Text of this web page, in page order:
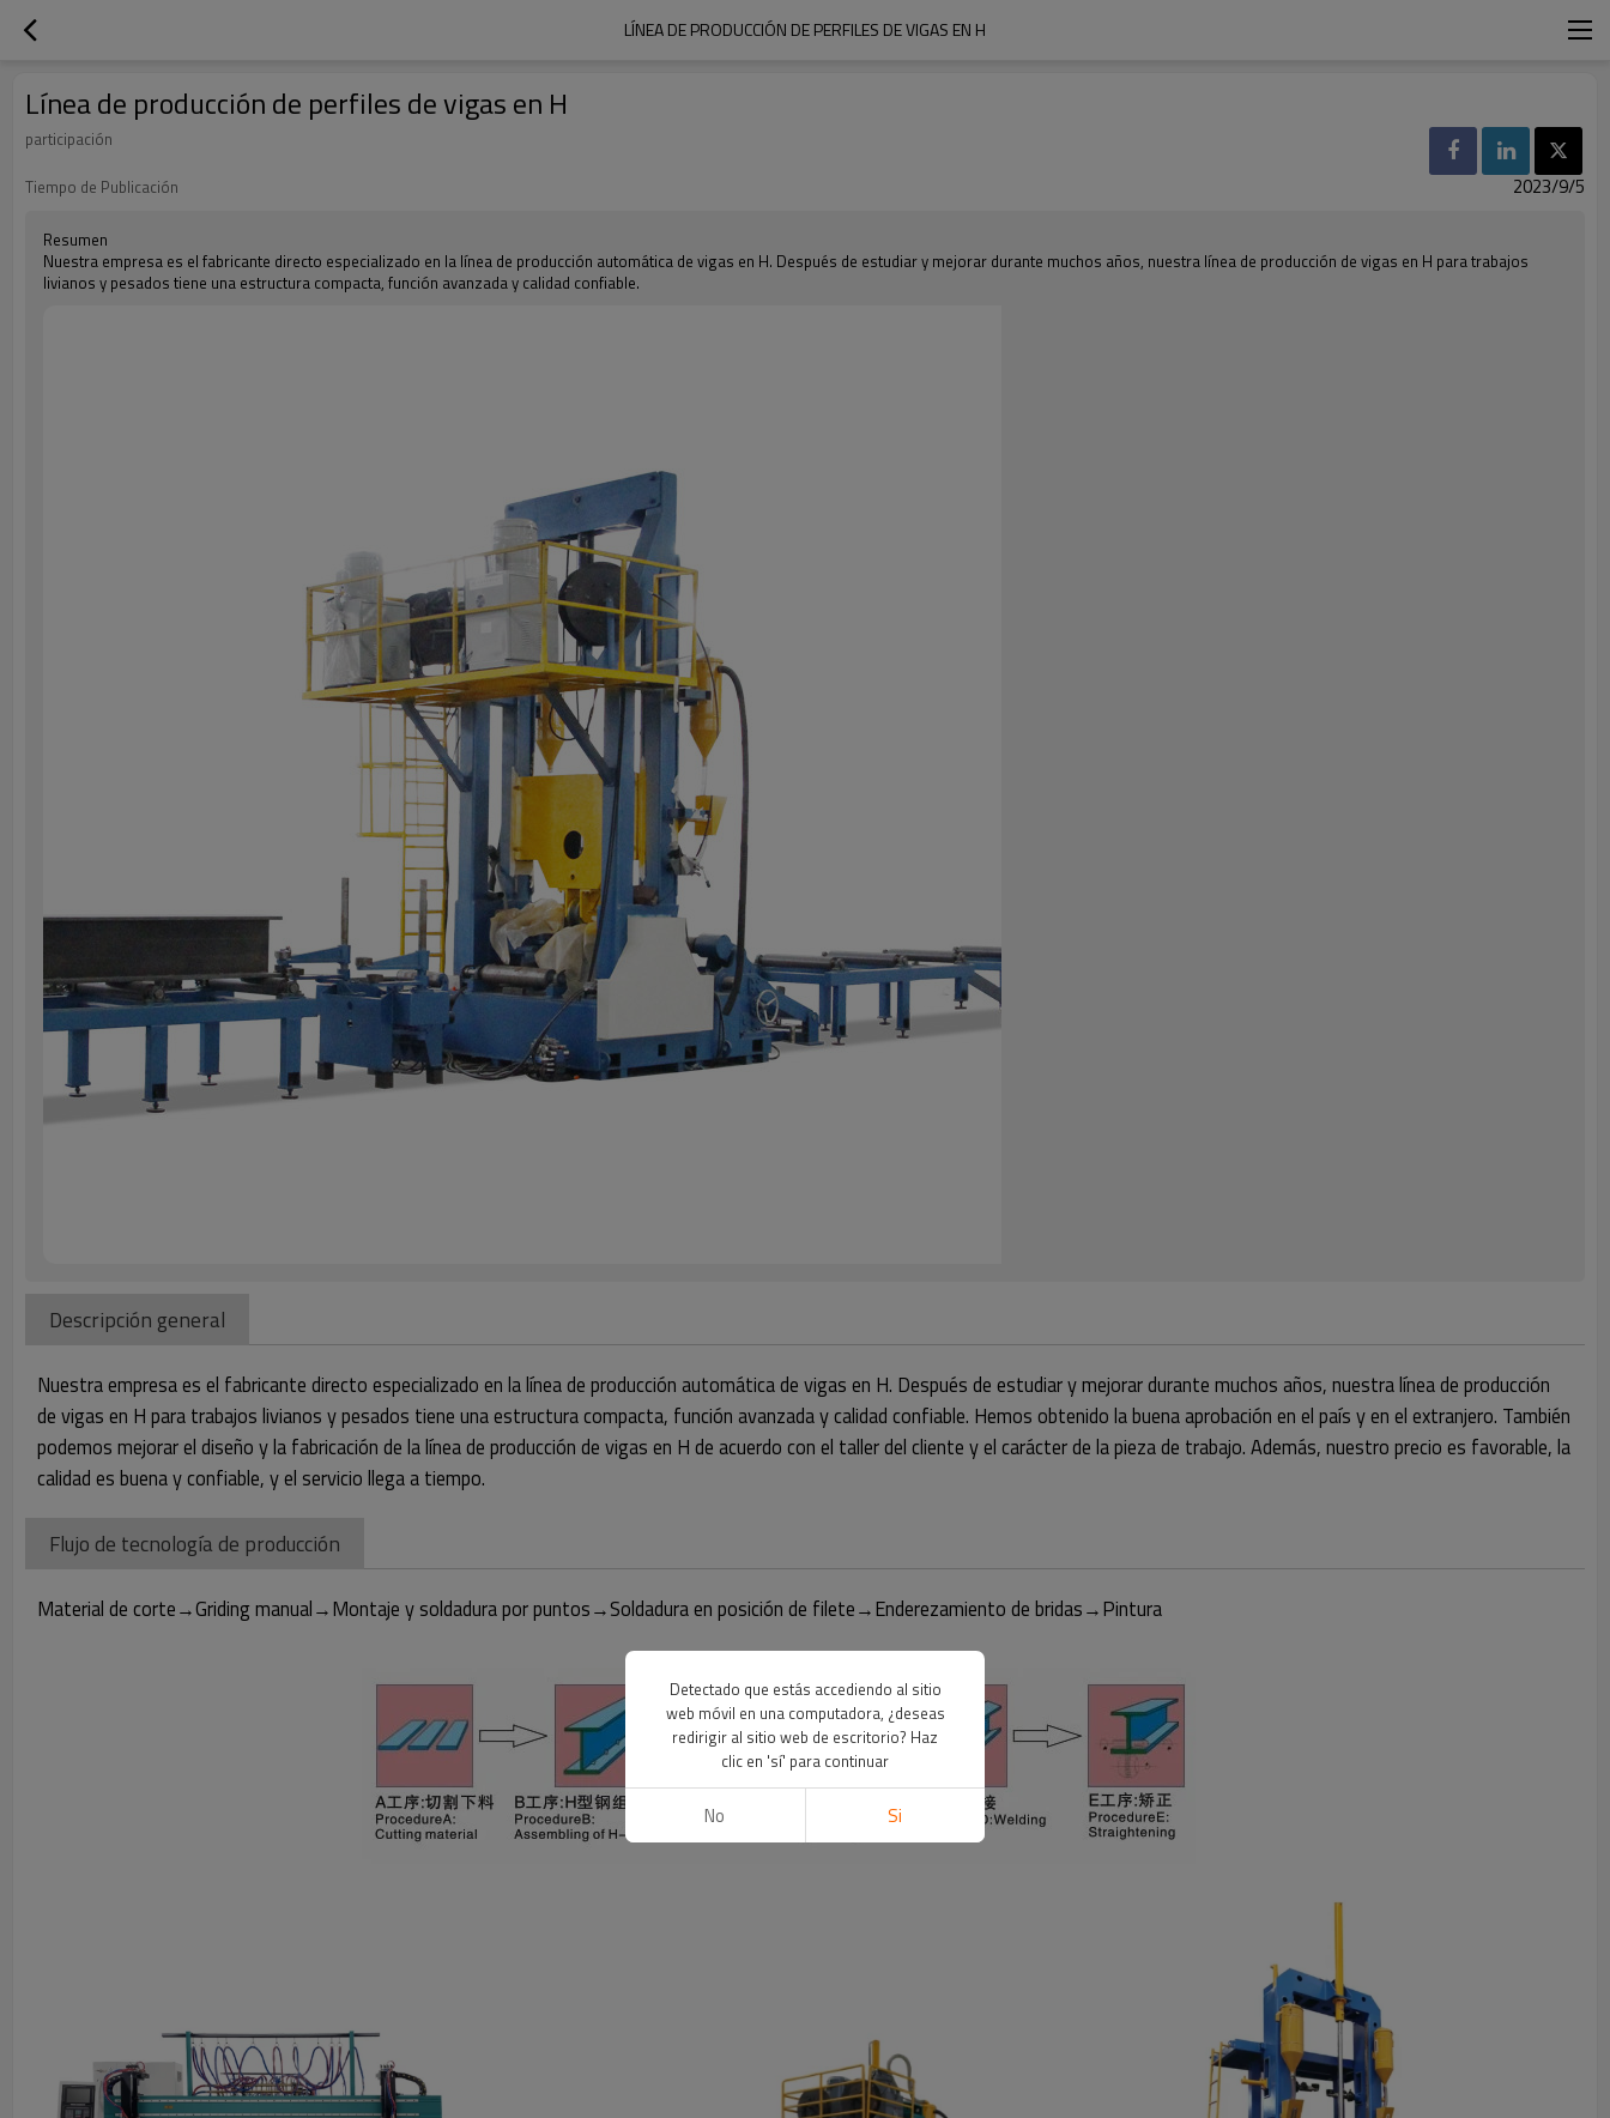
LÍNEA DE PRODUCCIÓN DE PERFILES DE VIGAS EN H
Línea de producción de perfiles de vigas en H
participación
Tiempo de Publicación
2023/9/5
Resumen
Nuestra empresa es el fabricante directo especializado en la línea de producción automática de vigas en H. Después de estudiar y mejorar durante muchos años, nuestra línea de producción de vigas en H para trabajos
livianos y pesados tiene una estructura compacta, función avanzada y calidad confiable.
Descripción general
Nuestra empresa es el fabricante directo especializado en la línea de producción automática de vigas en H. Después de estudiar y mejorar durante muchos años, nuestra línea de producción
de vigas en H para trabajos livianos y pesados tiene una estructura compacta, función avanzada y calidad confiable. Hemos obtenido la buena aprobación en el país y en el extranjero. También
podemos mejorar el diseño y la fabricación de la línea de producción de vigas en H de acuerdo con el taller del cliente y el carácter de la pieza de trabajo. Además, nuestro precio es favorable, la
calidad es buena y confiable, y el servicio llega a tiempo.
Flujo de tecnología de producción
Material de corte→Griding manual→Montaje y soldadura por puntos→Soldadura en posición de filete→Enderezamiento de bridas→Pintura
Detectado que estás accediendo al sitio
web móvil en una computadora, ¿deseas
redirigir al sitio web de escritorio? Haz
clic en 'sí' para continuar
No Si